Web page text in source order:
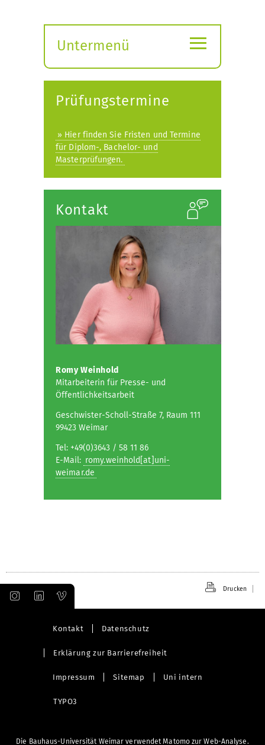
Untermenü
öffnen
≡
Prüfungstermine
» Hier finden Sie Fristen und Termine
für Diplom-, Bachelor- und
Masterprüfungen.
Kontakt
Romy Weinhold
Mitarbeiterin für Presse- und
Öffentlichkeitsarbeit
Geschwister-Scholl-Straße 7, Raum 111
99423 Weimar
Tel: +49(0)3643 / 58 11 86
E-Mail: romy.weinhold[at]uni-
weimar.de
Drucken
Kontakt Datenschutz
Erklärung zur Barrierefreiheit
Impressum Sitemap Uni intern
TYPO3
Die Bauhaus-Universität Weimar verwendet Matomo zur Web-Analyse.